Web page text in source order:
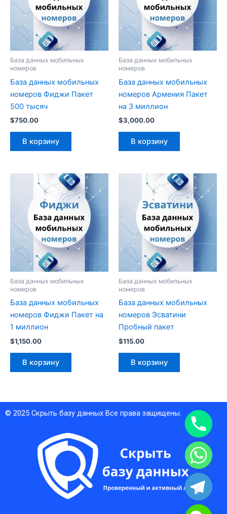
База данных мобильных
номеров
База данных мобильных
номеров Фиджи Пакет
500 тысяч
$750.00
В корзину
База данных мобильных
номеров
База данных мобильных
номеров Армения Пакет
на 3 миллион
$3,000.00
В корзину
База данных мобильных
номеров
База данных мобильных
номеров Фиджи Пакет на
1 миллион
$1,150.00
В корзину
База данных мобильных
номеров
База данных мобильных
номеров Эсватини
Пробный пакет
$115.00
В корзину
© 2025 Скрыть базу данных Все права защищены.